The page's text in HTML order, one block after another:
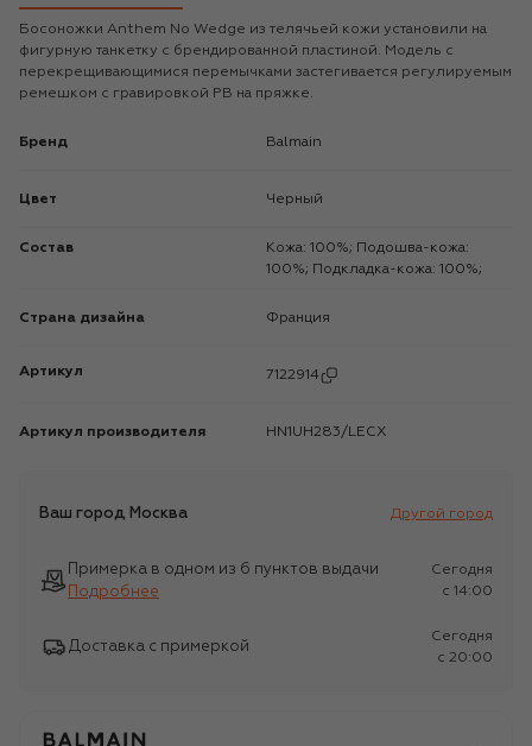
Босоножки Anthem No Wedge из телячьей кожи установили на
фигурную танкетку с брендированной пластиной. Модель с
перекрещивающимися перемычками застегивается регулируемым
ремешком с гравировкой PB на пряжке.
Бренд Balmain
Цвет Черный
Состав
Кожа: 100%; Подошва-кожа:
100%; Подкладка-кожа: 100%;
Страна дизайна Франция
Артикул 7122914
Артикул производителя HN1UH283/LECX
Ваш город Москва Другой город
Примерка в одном из 6 пунктов выдачи
Подробнее
Сегодня
c 14:00
Доставка с примеркой
Сегодня
c 20:00